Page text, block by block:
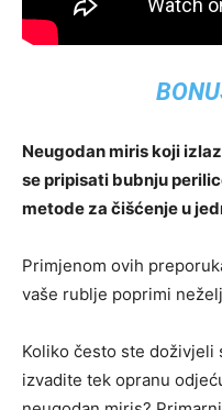
Neugodan miris koji
se pripisati bubnju
metode za čišćenje u
Primjenom ovih
vaše rublje poprimi
Koliko često ste
izvadite tek opranu